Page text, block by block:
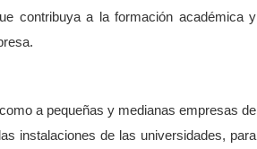
contribuya a la formación académica y
a pequeñas y medianas empresas de
instalaciones de las universidades, para